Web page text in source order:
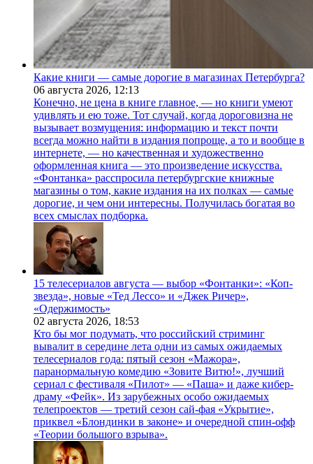
Какие книги — самые дорогие в магазинах Петербурга?
06 августа 2026, 12:13
Конечно, не цена в книге главное, — но книги умеют
удивлять и ею тоже. Тот случай, когда дороговизна не
вызывает возмущения: информацию и текст почти
всегда можно найти в издания попроще, а то и вообще в
интернете, — но качественная и художественно
оформленная книга — это произведение искусства.
«Фонтанка» расспросила петербургские книжные
магазины о том, какие издания на их полках — самые
дорогие, и чем они интересны. Получилась богатая во
всех смыслах подборка.
15 телесериалов августа — выбор «Фонтанки»: «Коп-
звезда», новые «Тед Лессо» и «Джек Ричер»,
«Одержимость»
02 августа 2026, 18:53
Кто бы мог подумать, что российский стриминг
вывалит в середине лета одни из самых ожидаемых
телесериалов года: пятый сезон «Мажора»,
паранормальную комедию «Зовите Витю!», лучший
сериал с фестиваля «Пилот» — «Паша» и даже кибер-
драму «Фейк». Из зарубежных особо ожидаемых
телепроектов — третий сезон сай-фая «Укрытие»,
приквел «Блондинки в законе» и очередной спин-офф
«Теории большого взрыва».